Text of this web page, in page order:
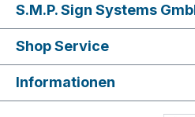
S.M.P. Sign Systems
Shop Service
Informationen